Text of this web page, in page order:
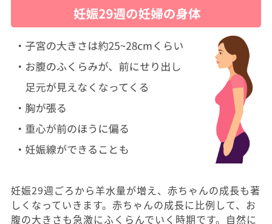
妊娠29週ごろから羊水量が増え、赤ちゃんの成長も著
しくなっていきます。赤ちゃんの成長に比例して、お
腹の大きさも急激にふくらんでいく時期です。自然に